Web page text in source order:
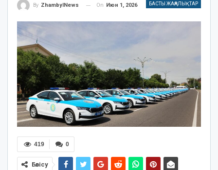
БАСТЫ ЖАҢАЛЫҚТАР
By ZhambylNews On Июн 1, 2026
0
419
Бөлісу